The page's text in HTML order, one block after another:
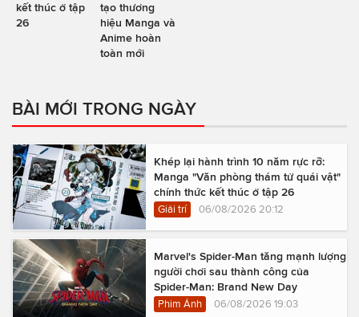
kết thúc ở tập
26
tạo thương
hiệu Manga và
Anime hoàn
toàn mới
BÀI MỚI TRONG NGÀY
Khép lại hành trình 10 năm rực rỡ:
Manga "Văn phòng thám tử quái vật"
chính thức kết thúc ở tập 26
Giải trí 06/08/2026 20:12
Marvel's Spider-Man tăng mạnh lượng
người chơi sau thành công của
Spider-Man: Brand New Day
Phim Ảnh 06/08/2026 19:03